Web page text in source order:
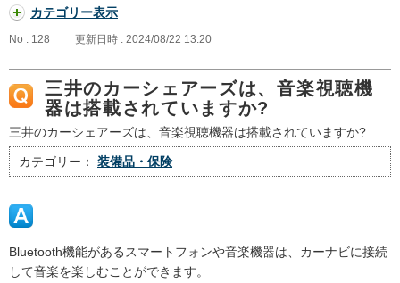
カテゴリー表示
No : 128 更新日時 : 2024/08/22 13:20
三井のカーシェアーズは、音楽視聴機
器は搭載されていますか?
三井のカーシェアーズは、音楽視聴機器は搭載されていますか?
カテゴリー： 装備品・保険
Bluetooth機能があるスマートフォンや音楽機器は、カーナビに接続
して音楽を楽しむことができます。